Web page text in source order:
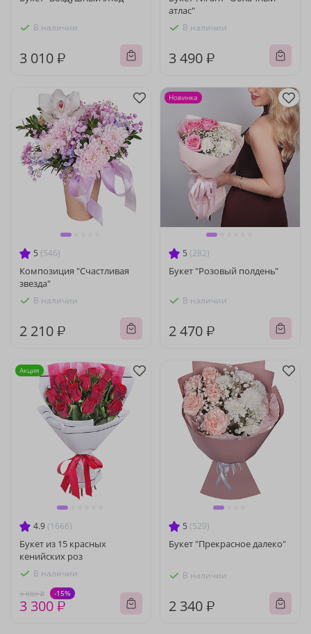
В наличии
3 010 ₽
атлас"
В наличии
3 490 ₽
5 (546)
Композиция "Счастливая
звезда"
В наличии
2 210 ₽
5 (282)
Букет "Розовый полдень"
В наличии
2 470 ₽
Новинка
4.9 (1666)
Букет из 15 красных
кенийских роз
В наличии
3 880 ₽ -15%
3 300 ₽
Акция
5 (529)
Букет "Прекрасное далеко"
В наличии
2 340 ₽